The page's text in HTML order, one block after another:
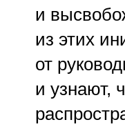
и
из этих
от
и узнают,